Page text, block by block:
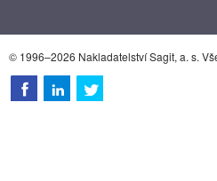
© 1996–2026 Nakladatelství Sagit, a. s.